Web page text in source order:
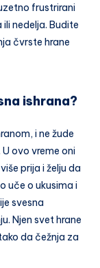
frustrirani
nedelja. Budite
čvrste hrane
ishrana?
i ne žude
ovo vreme oni
prija i želju da
uče o ukusima i
svesna
Njen svet hrane
da čežnja za